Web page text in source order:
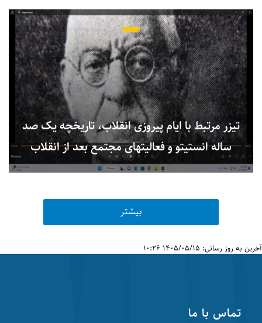
تیزر مرتبط با ایام پیروزی انقلاب، تاریخچه یک صد
ساله انستیتو و فعالیتهای مجتمع بعد از انقلاب
اسلامی
بیشتر
آخرین به روز رسانی: 1405/05/15 10:26
تماس با ما